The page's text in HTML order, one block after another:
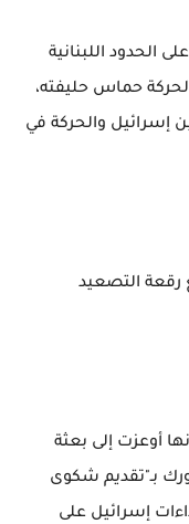
اللبنانية
لحركة حماس حليفته،
إسرائيل والحركة في
رقعة التصعيد
أوعزت إلى بعثة
بـ"تقديم شكوى
إسرائيل على